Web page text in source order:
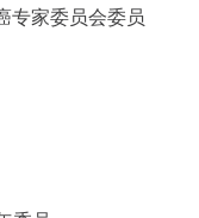
专家委员会委员